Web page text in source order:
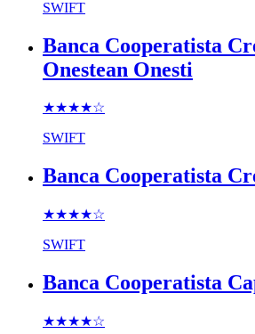
SWIFT
Banca Cooperatista
Onestean Onesti
★★★★☆
SWIFT
Banca Cooperatista
★★★★☆
SWIFT
Banca Cooperatista
★★★★☆